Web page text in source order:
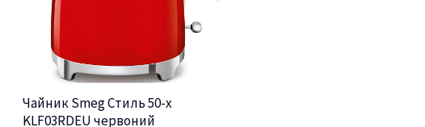
Чайник Smeg Стиль 50-х
KLF03RDEU червоний